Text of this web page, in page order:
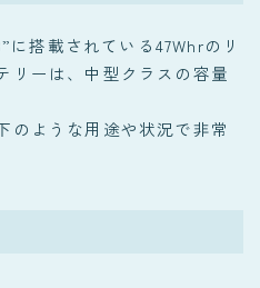
搭載されている47Whrのリ
リーは、中型クラスの容量
のような用途や状況で非常